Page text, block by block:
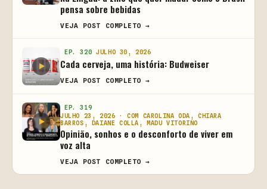
pensa sobre bebidas
VEJA POST COMPLETO →
EP. 320 JULHO 30, 2026
Cada cerveja, uma história: Budweiser
VEJA POST COMPLETO →
EP. 319
JULHO 23, 2026 · COM CAROLINA ODA, CHIARA
BARROS, DAIANE COLLA, MADU VITORINO
Opinião, sonhos e o desconforto de viver em
voz alta
VEJA POST COMPLETO →